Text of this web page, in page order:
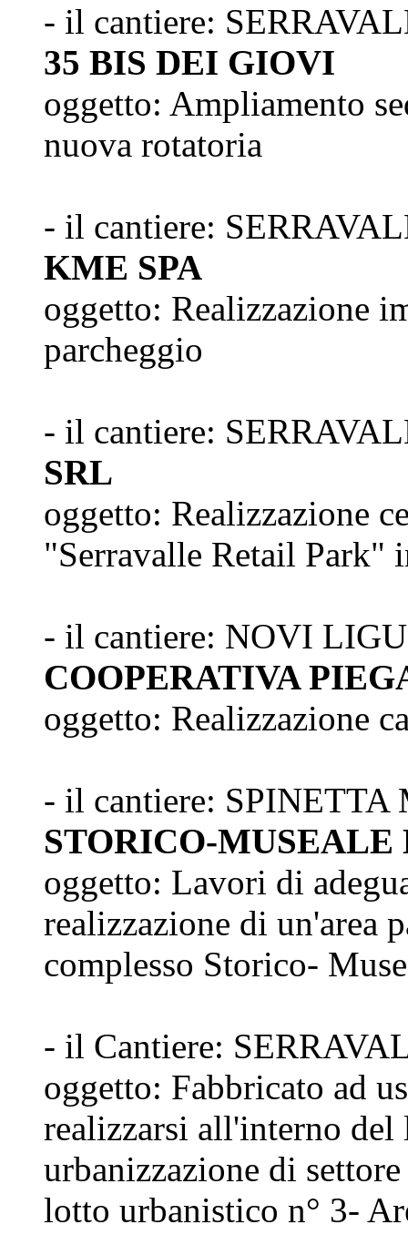
- il cantiere:
35 BIS DEI GIOVI
oggetto: Ampliamento
nuova rotatoria
- il cantiere:
KME SPA
oggetto: Realizzazione
parcheggio
- il cantiere:
SRL
oggetto: Realizzazione
"Serravalle Retail Park"
- il cantiere: NOVI
COOPERATIVA
oggetto: Realizzazione
- il cantiere:
STORICO-
oggetto: Lavori di
realizzazione di un'area
complesso Storico-
- il Cantiere:
oggetto: Fabbricato ad
realizzarsi all'interno del
urbanizzazione di
lotto urbanistico n° 3-